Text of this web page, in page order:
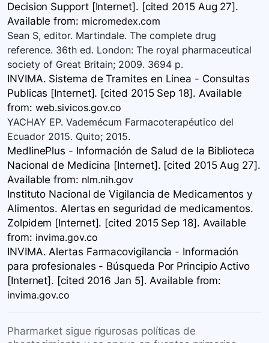
Decision Support [Internet]. [cited 2015 Aug 27].
Available from: micromedex.com
Sean S, editor. Martindale. The complete drug
reference. 36th ed. London: The royal pharmaceutical
society of Great Britain; 2009. 3694 p.
INVIMA. Sistema de Tramites en Linea - Consultas
Publicas [Internet]. [cited 2015 Sep 18]. Available
from: web.sivicos.gov.co
YACHAY EP. Vademécum Farmacoterapéutico del
Ecuador 2015. Quito; 2015.
MedlinePlus - Información de Salud de la Biblioteca
Nacional de Medicina [Internet]. [cited 2015 Aug 27].
Available from: nlm.nih.gov
Instituto Nacional de Vigilancia de Medicamentos y
Alimentos. Alertas en seguridad de medicamentos.
Zolpidem [Internet]. [cited 2015 Sep 18]. Available
from: invima.gov.co
INVIMA. Alertas Farmacovigilancia - Información
para profesionales - Búsqueda Por Principio Activo
[Internet]. [cited 2016 Jan 5]. Available from:
invima.gov.co
Pharmarket sigue rigurosas políticas de